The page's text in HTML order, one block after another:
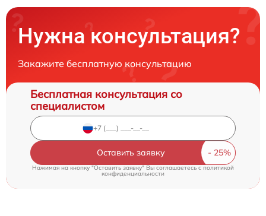
Нужна консультация?
Закажите бесплатную консультацию
Бесплатная консультация со
специалистом
Оставить заявку
Нажимая на кнопку "Оставить заявку" Вы соглашаетесь cполитикой
конфиденциальности